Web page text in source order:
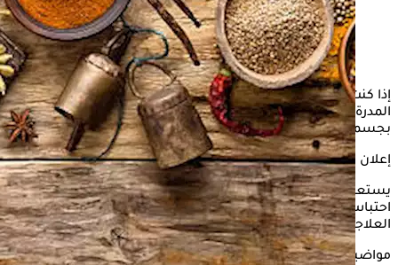
إذا كنت ترغب في علاجاحتباس السوائلدون الحاجة لتناول الأدوية
المدرة للبول، هناك أعشاب قد تساعدك على طرد الماء الزائد
بجسمك بصورة طبيعية.
إعلان
يستعرض "الكونسلتو" في التقرير التالي، أفضل الأعشاب لعلاج
احتباس السوائل، وفقًا للدكتورة هالة عسكر، استشاري التغذية
العلاجية.
مواضيع ذات صلة